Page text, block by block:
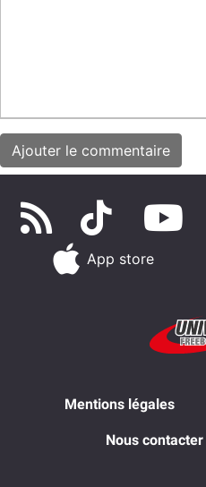
App store
Mentions légales
Nous contacter